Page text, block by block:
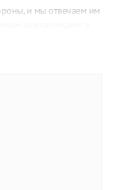
и мы отвечаем им
незнакомцам» в
историю — и мы с